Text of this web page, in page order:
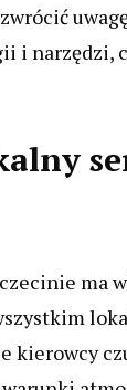
narzędzi,
ma
kierowcy